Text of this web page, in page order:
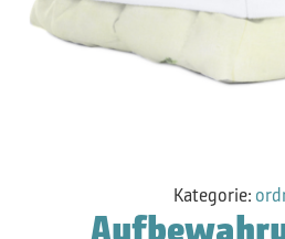
Kategorie: